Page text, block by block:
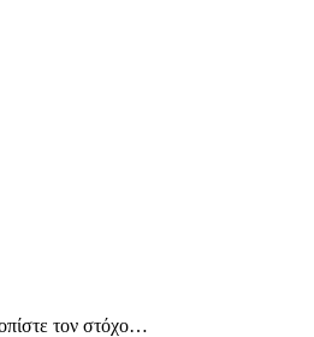
τον στόχο…